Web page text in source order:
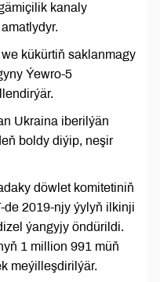
kanaly
kükürtiň saklanmagy
Ýewro-5
Ukraina iberilýän
boldy diýip, neşir
döwlet komitetiniň
de 2019-njy ýylyň ilkinji
ýangyjy öndürildi.
1 million 991 müň
meýilleşdirilýär.